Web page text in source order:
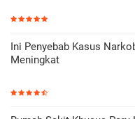
Ini Penyebab Kasus
Meningkat